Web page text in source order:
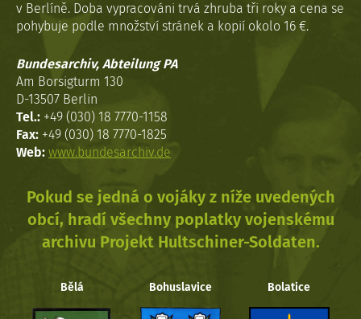
v Berlíně. Doba vypracováni trvá zhruba tři roky a cena se
pohybuje podle množství stránek a kopií okolo 16 €.
Bundesarchiv, Abteilung PA
Am Borsigturm 130
D-13507 Berlin
Tel.: +49 (030) 18 7770-1158
Fax: +49 (030) 18 7770-1825
Web: www.bundesarchiv.de
Pokud se jedná o vojáky z níže uvedených
obcí, hradí všechny poplatky vojenskému
archivu Projekt Hultschiner-Soldaten.
Bělá Bohuslavice Bolatice